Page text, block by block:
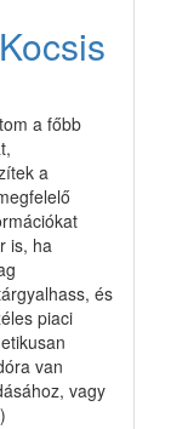
a főbb
a
is, ha
és
piaci
van
vagy